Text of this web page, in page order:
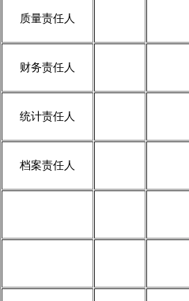
质量责任人
财务责任人
统计责任人
档案责任人